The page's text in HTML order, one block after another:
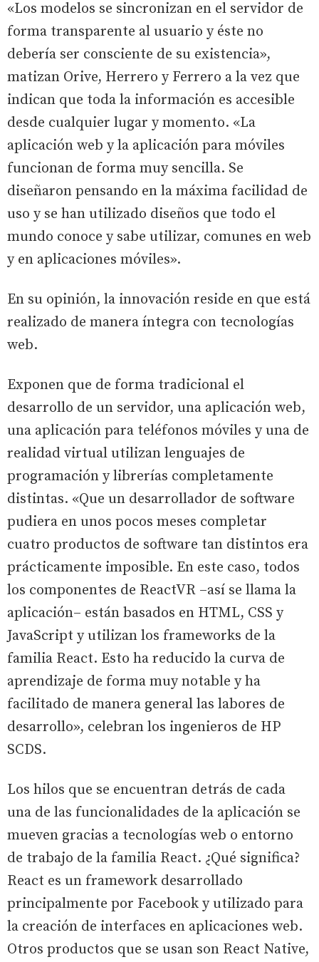
«Los modelos se sincronizan en el servidor de
forma transparente al usuario y éste no
debería ser consciente de su existencia»,
matizan Orive, Herrero y Ferrero a la vez que
indican que toda la información es accesible
desde cualquier lugar y momento. «La
aplicación web y la aplicación para móviles
funcionan de forma muy sencilla. Se
diseñaron pensando en la máxima facilidad de
uso y se han utilizado diseños que todo el
mundo conoce y sabe utilizar, comunes en web
y en aplicaciones móviles».
En su opinión, la innovación reside en que está
realizado de manera íntegra con tecnologías
web.
Exponen que de forma tradicional el
desarrollo de un servidor, una aplicación web,
una aplicación para teléfonos móviles y una de
realidad virtual utilizan lenguajes de
programación y librerías completamente
distintas. «Que un desarrollador de software
pudiera en unos pocos meses completar
cuatro productos de software tan distintos era
prácticamente imposible. En este caso, todos
los componentes de ReactVR –así se llama la
aplicación– están basados en HTML, CSS y
JavaScript y utilizan los frameworks de la
familia React. Esto ha reducido la curva de
aprendizaje de forma muy notable y ha
facilitado de manera general las labores de
desarrollo», celebran los ingenieros de HP
SCDS.
Los hilos que se encuentran detrás de cada
una de las funcionalidades de la aplicación se
mueven gracias a tecnologías web o entorno
de trabajo de la familia React. ¿Qué significa?
React es un framework desarrollado
principalmente por Facebook y utilizado para
la creación de interfaces en aplicaciones web.
Otros productos que se usan son React Native,